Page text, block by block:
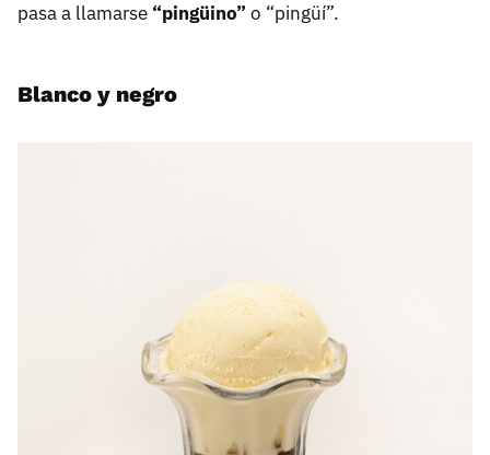
pasa a llamarse “pingüino” o “pingüí”.
Blanco y negro